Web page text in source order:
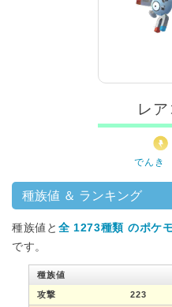
レ
でんき
種族値 ＆ ランキング
種族値と 全 1273種類 のポケ
です。
種族値
攻撃 223